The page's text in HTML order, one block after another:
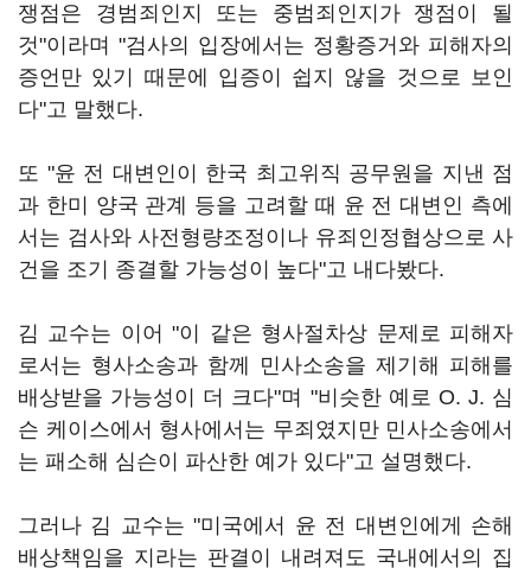
쟁점은 경범죄인지 또는 중범죄인지가 쟁점이 될
것"이라며 "검사의 입장에서는 정황증거와 피해자의
증언만 있기 때문에 입증이 쉽지 않을 것으로 보인
다"고 말했다.
또 "윤 전 대변인이 한국 최고위직 공무원을 지낸 점
과 한미 양국 관계 등을 고려할 때 윤 전 대변인 측에
서는 검사와 사전형량조정이나 유죄인정협상으로 사
건을 조기 종결할 가능성이 높다"고 내다봤다.
김 교수는 이어 "이 같은 형사절차상 문제로 피해자
로서는 형사소송과 함께 민사소송을 제기해 피해를
배상받을 가능성이 더 크다"며 "비슷한 예로 O. J. 심
슨 케이스에서 형사에서는 무죄였지만 민사소송에서
는 패소해 심슨이 파산한 예가 있다"고 설명했다.
그러나 김 교수는 "미국에서 윤 전 대변인에게 손해
배상책임을 지라는 판결이 내려져도 국내에서의 집